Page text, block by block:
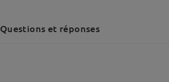
Questions et réponses